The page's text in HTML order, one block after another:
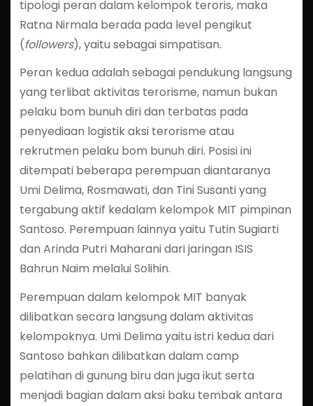
tipologi peran dalam kelompok teroris, maka
Ratna Nirmala berada pada level pengikut
(followers), yaitu sebagai simpatisan.
Peran kedua adalah sebagai pendukung langsung
yang terlibat aktivitas terorisme, namun bukan
pelaku bom bunuh diri dan terbatas pada
penyediaan logistik aksi terorisme atau
rekrutmen pelaku bom bunuh diri. Posisi ini
ditempati beberapa perempuan diantaranya
Umi Delima, Rosmawati, dan Tini Susanti yang
tergabung aktif kedalam kelompok MIT pimpinan
Santoso. Perempuan lainnya yaitu Tutin Sugiarti
dan Arinda Putri Maharani dari jaringan ISIS
Bahrun Naim melalui Solihin.
Perempuan dalam kelompok MIT banyak
dilibatkan secara langsung dalam aktivitas
kelompoknya. Umi Delima yaitu istri kedua dari
Santoso bahkan dilibatkan dalam camp
pelatihan di gunung biru dan juga ikut serta
menjadi bagian dalam aksi baku tembak antara